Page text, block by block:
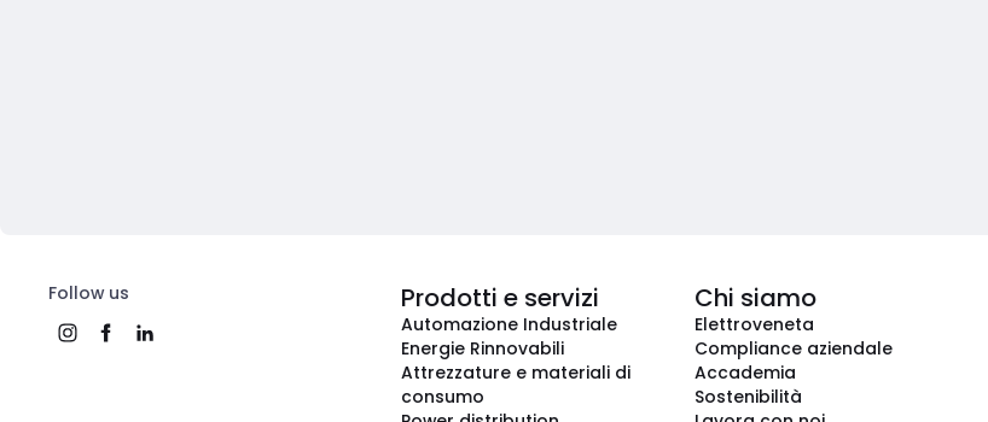
Follow us Prodotti e servizi
Automazione Industriale
Energie Rinnovabili
Attrezzature e materiali di
consumo
Chi siamo
Elettroveneta
Compliance aziendale
Accademia
Sostenibilità